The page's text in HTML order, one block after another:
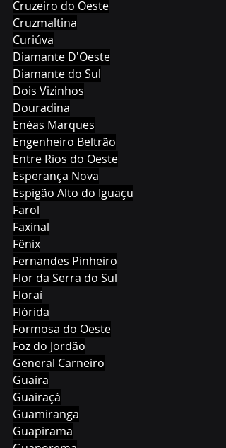
Cruzeiro do Oeste
Cruzmaltina
Curiúva
Diamante D'Oeste
Diamante do Sul
Dois Vizinhos
Douradina
Enéas Marques
Engenheiro Beltrão
Entre Rios do Oeste
Esperança Nova
Espigão Alto do Iguaçu
Farol
Faxinal
Fênix
Fernandes Pinheiro
Flor da Serra do Sul
Floraí
Flórida
Formosa do Oeste
Foz do Jordão
General Carneiro
Guaíra
Guairaçá
Guamiranga
Guapirama